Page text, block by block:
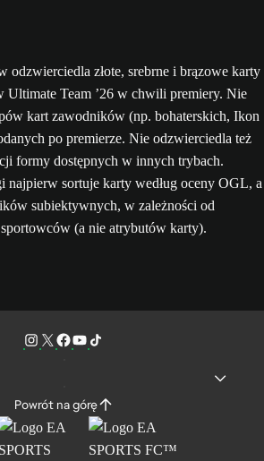
odzwierciedla złote, srebrne i brązowe karty
Ultimate Team ’26 w chwili premiery. Nie
kart zawodników (np. bohaterskich, Ikon
po premierze. Nie odzwierciedla też
formy dostępnych w innych trybach.
najpierw sortuje karty według oceny OGL, a
subiektywnych, w zależności od
(a nie atrybutów karty).
Powrót na górę